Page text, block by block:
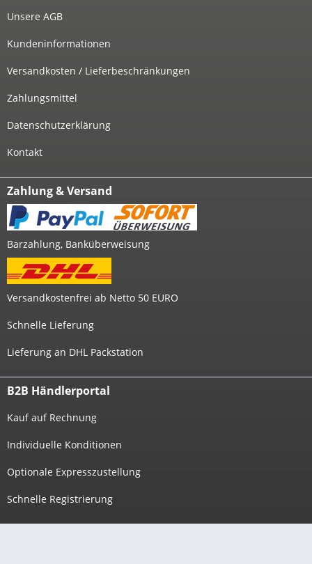
Unsere AGB
Kundeninformationen
Versandkosten / Lieferbeschränkungen
Zahlungsmittel
Datenschutzerklärung
Kontakt
Zahlung & Versand
Barzahlung, Banküberweisung
Versandkostenfrei ab Netto 50 EURO
Schnelle Lieferung
Lieferung an DHL Packstation
B2B Händlerportal
Kauf auf Rechnung
Individuelle Konditionen
Optionale Expresszustellung
Schnelle Registrierung